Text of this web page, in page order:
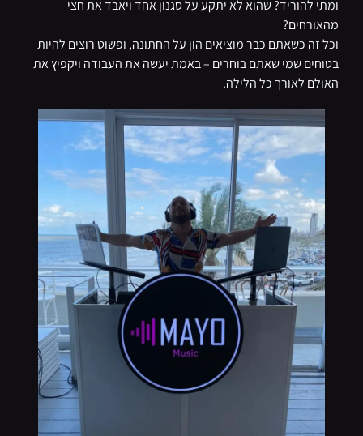
ומתי להוריד? שהוא לא יתקע על סגנון אחד ויאבד את חצי
מהאורחים?
וכל זה כשאתם כבר מוציאים הון על החתונה, ופשוט רוצים להיות
בטוחים שמי שאתם בוחרים – באמת יעשה את העבודה ויקפיץ את
האולם לאורך כל הלילה.